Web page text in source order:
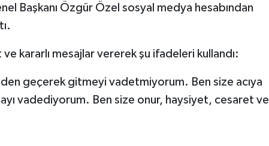
Başkanı Özgür Özel sosyal medya hesabından
kararlı mesajlar vererek şu ifadeleri kullandı:
geçerek gitmeyi vadetmiyorum. Ben size acıya
vadediyorum. Ben size onur, haysiyet, cesaret ve